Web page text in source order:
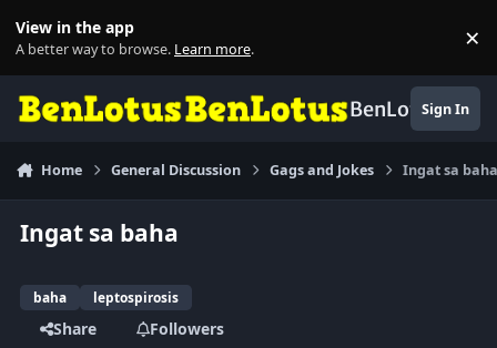
View in the app
A better way to browse. Learn more. ×
BenLotusSign In
Home General Discussion Gags and Jokes Ingat sa
Ingat sa baha
baha leptospirosis
Share
Followers